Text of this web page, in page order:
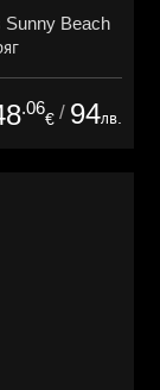
Sunny Beach
.06
€ / 94лв.